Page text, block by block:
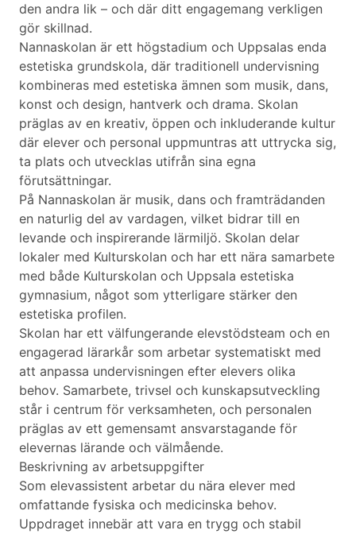
den andra lik – och där ditt engagemang verkligen
gör skillnad.
Nannaskolan är ett högstadium och Uppsalas enda
estetiska grundskola, där traditionell undervisning
kombineras med estetiska ämnen som musik, dans,
konst och design, hantverk och drama. Skolan
präglas av en kreativ, öppen och inkluderande kultur
där elever och personal uppmuntras att uttrycka sig,
ta plats och utvecklas utifrån sina egna
förutsättningar.
På Nannaskolan är musik, dans och framträdanden
en naturlig del av vardagen, vilket bidrar till en
levande och inspirerande lärmiljö. Skolan delar
lokaler med Kulturskolan och har ett nära samarbete
med både Kulturskolan och Uppsala estetiska
gymnasium, något som ytterligare stärker den
estetiska profilen.
Skolan har ett välfungerande elevstödsteam och en
engagerad lärarkår som arbetar systematiskt med
att anpassa undervisningen efter elevers olika
behov. Samarbete, trivsel och kunskapsutveckling
står i centrum för verksamheten, och personalen
präglas av ett gemensamt ansvarstagande för
elevernas lärande och välmående.
Beskrivning av arbetsuppgifter
Som elevassistent arbetar du nära elever med
omfattande fysiska och medicinska behov.
Uppdraget innebär att vara en trygg och stabil